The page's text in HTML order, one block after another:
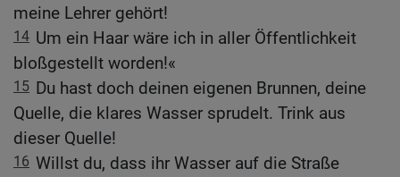
meine Lehrer gehört!
14 Um ein Haar wäre ich in aller Öffentlichkeit
bloßgestellt worden!«
15 Du hast doch deinen eigenen Brunnen, deine
Quelle, die klares Wasser sprudelt. Trink aus
dieser Quelle!
16 Willst du, dass ihr Wasser auf die Straße